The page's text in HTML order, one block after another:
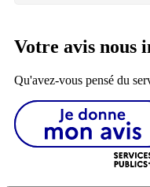
Votre avis nous
Qu'avez-vous pensé du